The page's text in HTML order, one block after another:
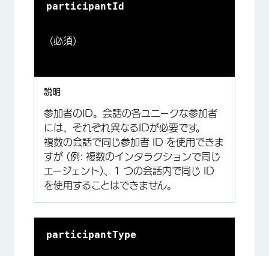
participantId
（必須）
参加者のID。会話の各ユニークな参加者
には、それぞれ異なるIDが必要です。
複数の会話で同じ参加者 ID を使用できま
すが (例: 複数のインタラクションで同じ
エージェント)、1 つの会話内で同じ ID
を使用することはできません。
participantType